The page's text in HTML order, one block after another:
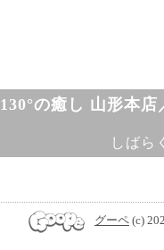
130°の癒し 山形本
しばら
グーペ (c)